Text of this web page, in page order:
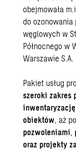
obejmowała
do
węglowych w
Północnego w
Warszawie S.A.
Pakiet usług
szeroki zakres
obiektów, aż po
pozwoleniami,
oraz projekty